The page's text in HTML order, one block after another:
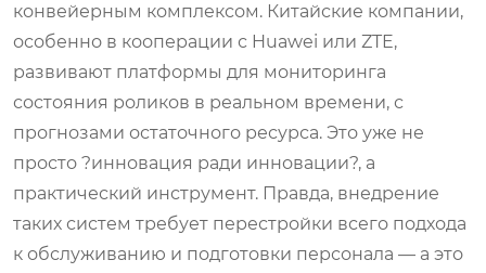
конвейерным комплексом. Китайские компании,
особенно в кооперации с Huawei или ZTE,
развивают платформы для мониторинга
состояния роликов в реальном времени, с
прогнозами остаточного ресурса. Это уже не
просто ?инновация ради инновации?, а
практический инструмент. Правда, внедрение
таких систем требует перестройки всего подхода
к обслуживанию и подготовки персонала — а это